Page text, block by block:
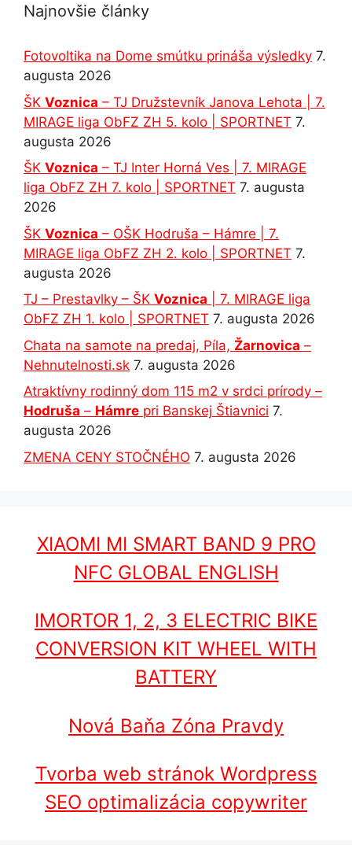
Najnovšie články
Fotovoltika na Dome smútku prináša výsledky 7.
augusta 2026
ŠK Voznica – TJ Družstevník Janova Lehota | 7.
MIRAGE liga ObFZ ZH 5. kolo | SPORTNET 7.
augusta 2026
ŠK Voznica – TJ Inter Horná Ves | 7. MIRAGE
liga ObFZ ZH 7. kolo | SPORTNET 7. augusta
2026
ŠK Voznica – OŠK Hodruša – Hámre | 7.
MIRAGE liga ObFZ ZH 2. kolo | SPORTNET 7.
augusta 2026
TJ – Prestavlky – ŠK Voznica | 7. MIRAGE liga
ObFZ ZH 1. kolo | SPORTNET 7. augusta 2026
Chata na samote na predaj, Píla, Žarnovica –
Nehnutelnosti.sk 7. augusta 2026
Atraktívny rodinný dom 115 m2 v srdci prírody –
Hodruša – Hámre pri Banskej Štiavnici 7.
augusta 2026
ZMENA CENY STOČNÉHO 7. augusta 2026
XIAOMI MI SMART BAND 9 PRO
NFC GLOBAL ENGLISH
IMORTOR 1, 2, 3 ELECTRIC BIKE
CONVERSION KIT WHEEL WITH
BATTERY
Nová Baňa Zóna Pravdy
Tvorba web stránok Wordpress
SEO optimalizácia copywriter